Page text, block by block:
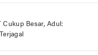
Besar, Adul: